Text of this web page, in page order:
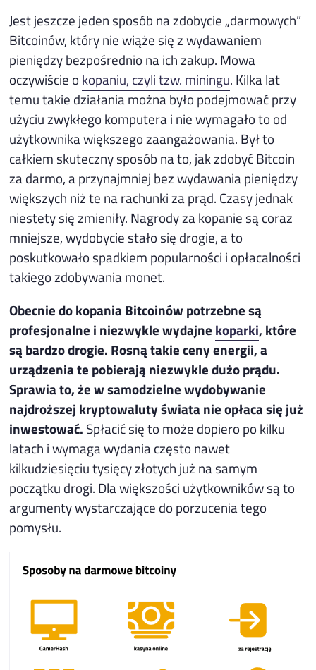
Jest jeszcze jeden sposób na zdobycie „darmowych”
Bitcoinów, który nie wiąże się z wydawaniem
pieniędzy bezpośrednio na ich zakup. Mowa
oczywiście o kopaniu, czyli tzw. miningu. Kilka lat
temu takie działania można było podejmować przy
użyciu zwykłego komputera i nie wymagało to od
użytkownika większego zaangażowania. Był to
całkiem skuteczny sposób na to, jak zdobyć Bitcoin
za darmo, a przynajmniej bez wydawania pieniędzy
większych niż te na rachunki za prąd. Czasy jednak
niestety się zmieniły. Nagrody za kopanie są coraz
mniejsze, wydobycie stało się drogie, a to
poskutkowało spadkiem popularności i opłacalności
takiego zdobywania monet.
Obecnie do kopania Bitcoinów potrzebne są
profesjonalne i niezwykle wydajne koparki, które
są bardzo drogie. Rosną takie ceny energii, a
urządzenia te pobierają niezwykle dużo prądu.
Sprawia to, że w samodzielne wydobywanie
najdroższej kryptowaluty świata nie opłaca się już
inwestować. Spłacić się to może dopiero po kilku
latach i wymaga wydania często nawet
kilkudziesięciu tysięcy złotych już na samym
początku drogi. Dla większości użytkowników są to
argumenty wystarczające do porzucenia tego
pomysłu.